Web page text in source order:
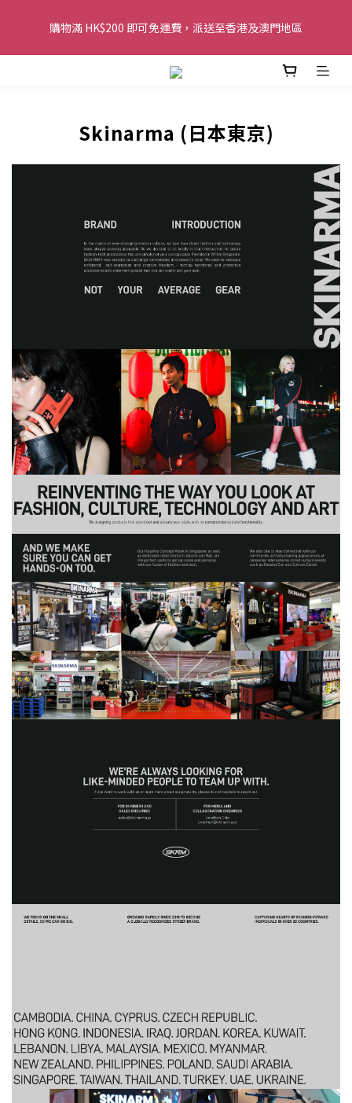
購物滿 HK$200 即可免運費，派送至香港及澳門地區
購物滿 HK$200 即可免運費，派送至香港及澳門地區
全單金額：每滿 HK$250，以轉數快或八達通方式付款，額外再減
歡迎 WhatsApp 6123 6918 查詢或電郵到
info@topwinner.com.hk
Skinarma (日本東京)